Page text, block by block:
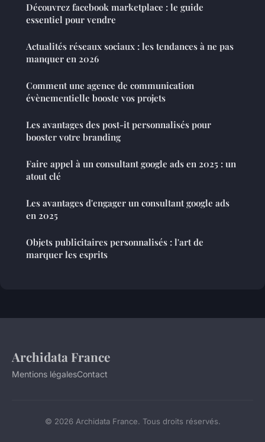
Découvrez facebook marketplace : le guide
essentiel pour vendre
Actualités réseaux sociaux : les tendances à ne pas
manquer en 2026
Comment une agence de communication
évènementielle booste vos projets
Les avantages des post-it personnalisés pour
booster votre branding
Faire appel à un consultant google ads en 2025 : un
atout clé
Les avantages d'engager un consultant google ads
en 2025
Objets publicitaires personnalisés : l'art de
marquer les esprits
Archidata France
Mentions légalesContact
© 2026 Archidata France. Tous droits réservés.